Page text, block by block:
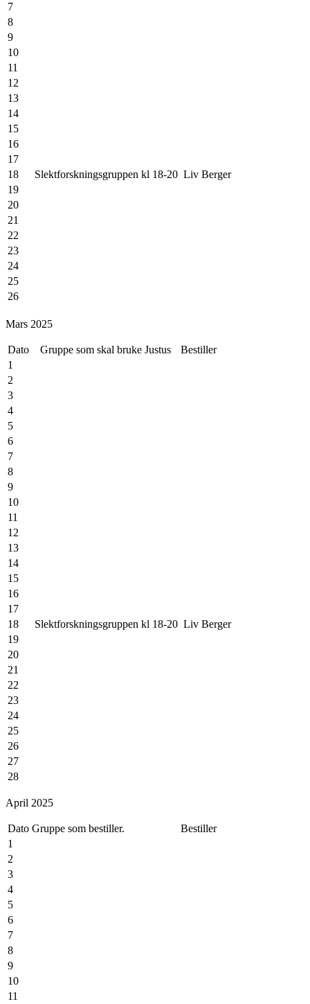
22
23
24
25
26
27
28
29
30
31
7
8
9
10
11
12
13
14
15
16
17
18
Slektforskningsgruppen kl 18-20 Liv Berger
19
20
21
22
23
24
25
26
28
Mars 2025
Dato Gruppe som skal bruke Justus
Bestiller
1
2
3
4
5
6
7
8
9
10
11
12
13
14
15
16
17
18
Slektforskningsgruppen kl 18-20 Liv Berger
19
20
21
22
23
24
25
26
27
28
30
31
April 2025
Dato Gruppe som bestiller.
Bestiller
1
2
3
4
5
6
7
8
9
10
11